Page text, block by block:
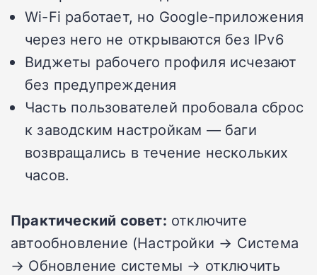
Wi-Fi работает, но Google-приложения
через него не открываются без IPv6
Виджеты рабочего профиля исчезают
без предупреждения
Часть пользователей пробовала сброс
к заводским настройкам — баги
возвращались в течение нескольких
часов.
Практический совет: отключите
автообновление (Настройки → Система
→ Обновление системы → отключить